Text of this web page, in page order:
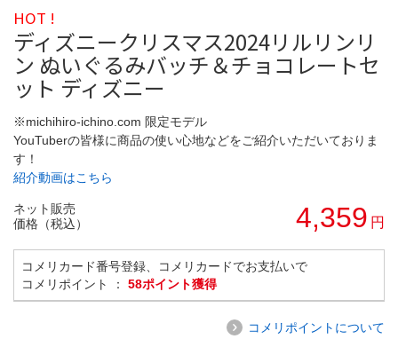
HOT !
ディズニークリスマス2024リルリンリ
ン ぬいぐるみバッチ＆チョコレートセ
ット ディズニー
※michihiro-ichino.com 限定モデル
YouTuberの皆様に商品の使い心地などをご紹介いただいておりま
す！
紹介動画はこちら
ネット販売
価格（税込）
4,359 円
コメリカード番号登録、コメリカードでお支払いで
コメリポイント ： 58ポイント獲得
コメリポイントについて